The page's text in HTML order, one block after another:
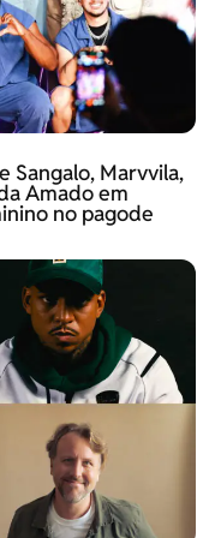
Sangalo, Marvvila,
Amado em
no pagode